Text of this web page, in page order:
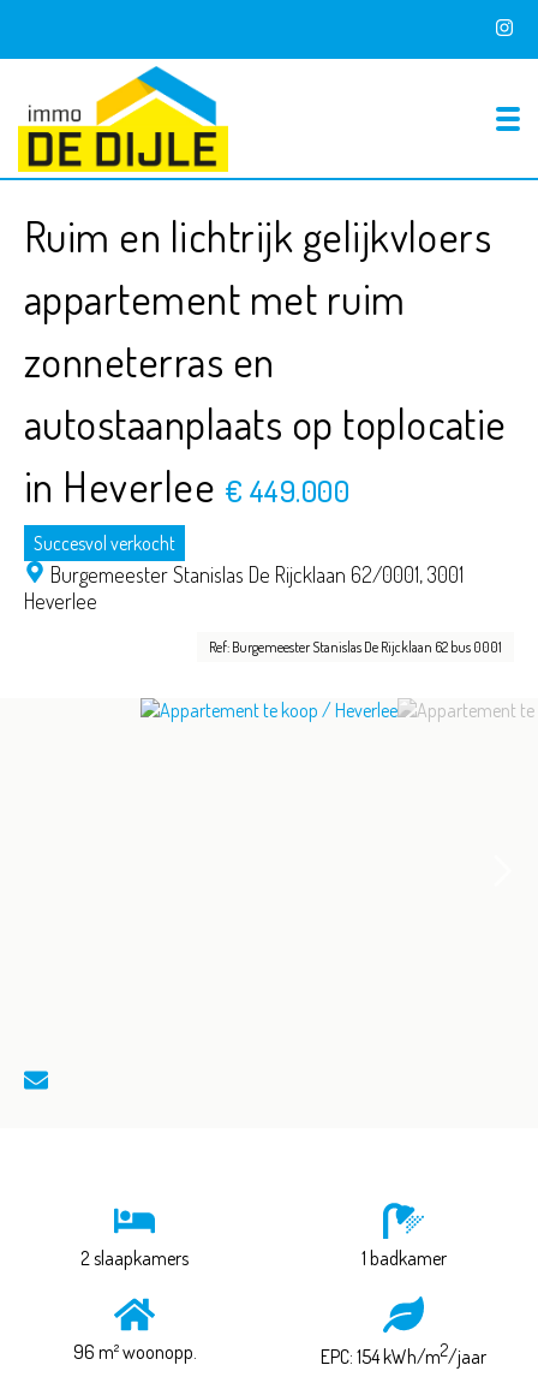
Ruim en lichtrijk gelijkvloers
appartement met ruim
zonneterras en
autostaanplaats op toplocatie
in Heverlee € 449.000
Succesvol verkocht
Burgemeester Stanislas De Rijcklaan 62/0001,3001
Heverlee
Ref: Burgemeester Stanislas De Rijcklaan 62 bus 0001
2 slaapkamers 1 badkamer
96 m² woonopp. EPC: 154 kWh/m2/jaar